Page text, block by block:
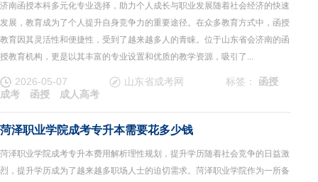
济南函授本科多元化专业选择，助力个人成长与职业发展随着社会经济的快速
发展，教育成为了个人提升自身竞争力的重要途径。在众多教育方式中，函授
教育因其灵活性和便捷性，受到了越来越多人的青睐。位于山东省会济南的函
授教育机构，更是以其丰富的专业设置和优质的教学资源，吸引了...
2026-05-07 山东省成考网 标签： 函授
成考
函授 成人高考
菏泽职业学院成考专升本需要花多少钱
菏泽职业学院成考专升本费用解析理性规划，提升学历随着社会竞争的日益激
烈，提升学历成为了越来越多职场人士的迫切需求。菏泽职业学院作为一所备